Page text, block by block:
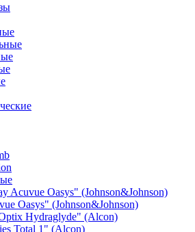
Oasys" (Johnson&Johnson)
Oasys" (Johnson&Johnson)
Hydraglyde" (Alcon)
Total 1" (Alcon)